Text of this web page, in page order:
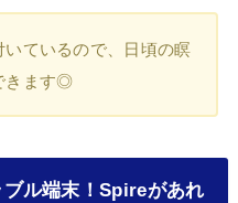
ているので、日頃の瞑
きます◎
ブル端末！Spireがあれ